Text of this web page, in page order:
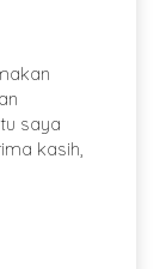
saya
kasih,